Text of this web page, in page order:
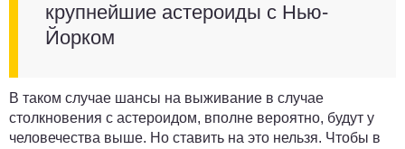
крупнейшие астероиды с Нью-
Йорком
В таком случае шансы на выживание в случае
столкновения с астероидом, вполне вероятно, будут у
человечества выше. Но ставить на это нельзя. Чтобы в